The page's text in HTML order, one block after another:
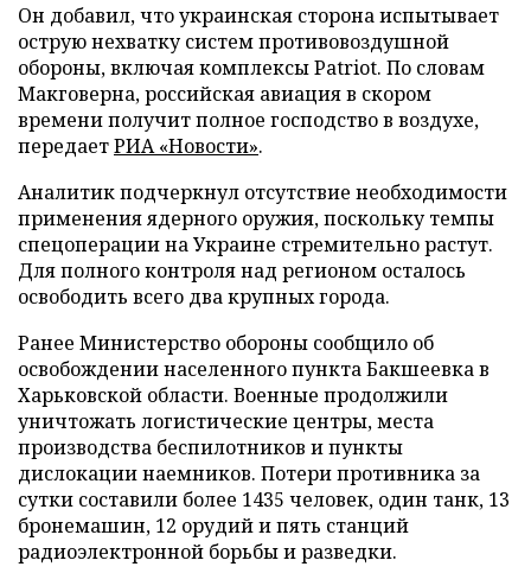
Он добавил, что украинская сторона испытывает
острую нехватку систем противовоздушной
обороны, включая комплексы Patriot. По словам
Макговерна, российская авиация в скором
времени получит полное господство в воздухе,
передаетРИА «Новости».
Аналитик подчеркнул отсутствие необходимости
применения ядерного оружия, поскольку темпы
спецоперации на Украине стремительно растут.
Для полного контроля над регионом осталось
освободить всего два крупных города.
Ранее Министерство обороны сообщило об
освобождении населенного пункта Бакшеевка в
Харьковской области. Военные продолжили
уничтожать логистические центры, места
производства беспилотников и пункты
дислокации наемников. Потери противника за
сутки составили более 1435 человек, один танк, 13
бронемашин, 12 орудий и пять станций
радиоэлектронной борьбы и разведки.